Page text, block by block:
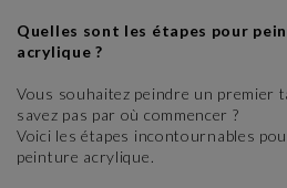
Quelles sont les étapes pour
acrylique ?
Vous souhaitez peindre un premier
savez pas par où commencer ?
Voici les étapes incontournables
peinture acrylique.